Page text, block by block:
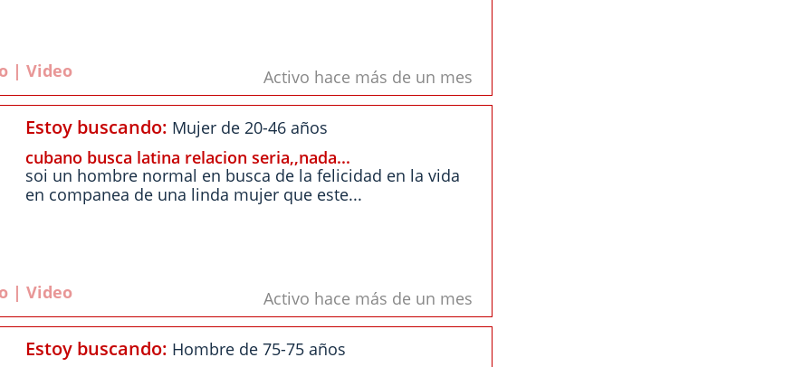
| Video Activo hace más de un mes
Estoy buscando: Mujer de 20-46 años
cubano busca latina relacion seria,,nada...
soi un hombre normal en busca de la felicidad en la vida
en companea de una linda mujer que este...
| Video Activo hace más de un mes
Estoy buscando: Hombre de 75-75 años